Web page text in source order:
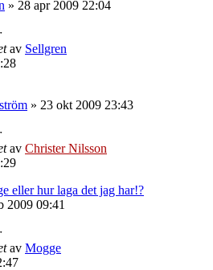
» 28 apr 2009 22:04
av Sellgren
» 23 okt 2009 23:43
av Christer Nilsson
eller hur laga det jag har!?
2009 09:41
av Mogge